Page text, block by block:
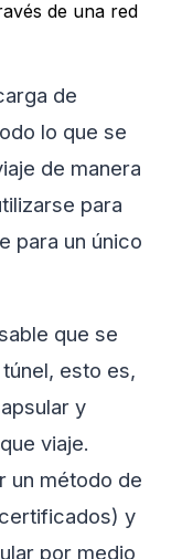
de una red
de
lo que se
de manera
para
para un único
que se
esto es,
y
viaje.
un método de
y
por medio